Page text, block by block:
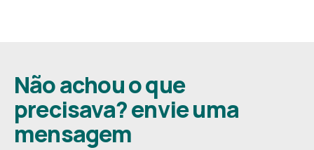
Não achou o que
precisava? envie uma
mensagem